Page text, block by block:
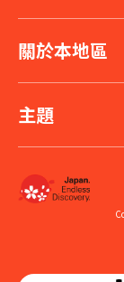
關於本地區
主題